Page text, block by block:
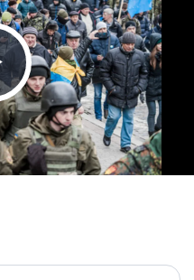
Video